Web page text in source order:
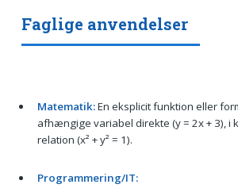
Faglige anvendelser
Matematik:En eksplicit funktion eller
afhængige variabel direkte (y = 2x + 3), i
relation (x² + y² = 1).
Programmering/IT: